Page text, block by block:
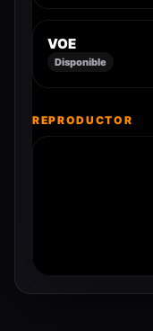
VOE
Disponible
REPRODUCTOR